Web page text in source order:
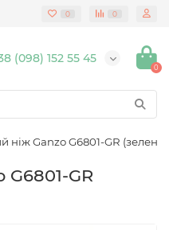
0 0
(098) 152 55 45
0
ніж Ganzo G6801-GR
GR